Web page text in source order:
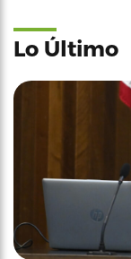
Lo Último